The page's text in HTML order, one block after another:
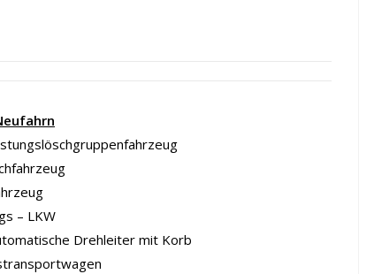
– LKW
Drehleiter mit Korb